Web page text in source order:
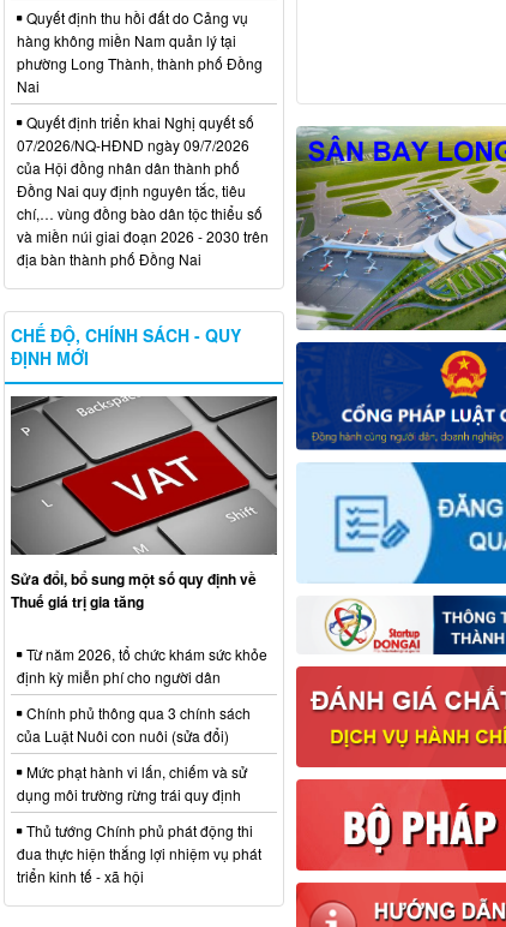
Quyết định thu hồi đất do Cảng vụ
hàng không miền Nam quản lý tại
phường Long Thành, thành phố Đồng
Nai
Quyết định triển khai Nghị quyết số
07/2026/NQ-HĐND ngày 09/7/2026
của Hội đồng nhân dân thành phố
Đồng Nai quy định nguyên tắc, tiêu
chí,… vùng đồng bào dân tộc thiểu số
và miền núi giai đoạn 2026 - 2030 trên
địa bàn thành phố Đồng Nai
CHẾ ĐỘ, CHÍNH SÁCH - QUY
ĐỊNH MỚI
Sửa đổi, bổ sung một số quy định về
Thuế giá trị gia tăng
Từ năm 2026, tổ chức khám sức khỏe
định kỳ miễn phí cho người dân
Chính phủ thông qua 3 chính sách
của Luật Nuôi con nuôi (sửa đổi)
Mức phạt hành vi lấn, chiếm và sử
dụng môi trường rừng trái quy định
Thủ tướng Chính phủ phát động thi
đua thực hiện thắng lợi nhiệm vụ phát
triển kinh tế - xã hội